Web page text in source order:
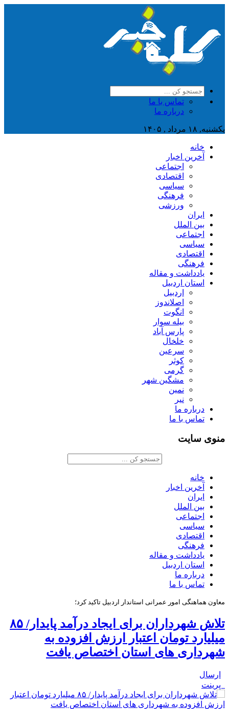
تماس با ما
درباره ما
یکشنبه, ۱۸ مرداد , ۱۴۰۵
خانه
آخرین اخبار
اجتماعی
اقتصادی
سیاسی
فرهنگی
ورزشی
ایران
بین الملل
اجتماعی
سیاسی
اقتصادی
فرهنگی
یادداشت و مقاله
استان اردبیل
اردبیل
اصلاندوز
انگوت
بیله سوار
پارس آباد
خلخال
سرعین
کوثر
گرمی
مشگین شهر
نمین
نیر
درباره ما
تماس با ما
منوی سایت
خانه
آخرین اخبار
ایران
بین الملل
اجتماعی
سیاسی
اقتصادی
فرهنگی
یادداشت و مقاله
استان اردبیل
درباره ما
تماس با ما
معاون هماهنگی امور عمرانی استاندار اردبیل تاکید کرد؛
تلاش شهرداران برای ایجاد درآمد پایدار/ ۸۵
میلیارد تومان اعتبار ارزش افزوده به
شهرداری های استان اختصاص یافت
ارسال
پرینت